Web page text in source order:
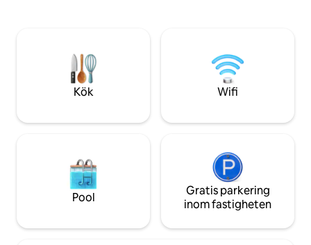
uppvärmning för komfort året runt 🔑
Egen ingång, inga delade utrymmen –
helt och hållet ditt 🪜 Brant utvändig
trappa för att komma in (inte stegfri) 🍽️
restaurang
utomhus - Se bildtexter för mer
information -
välkomna; inga
Kök Wifi
Pool
Gratis parkering
inom fastigheten